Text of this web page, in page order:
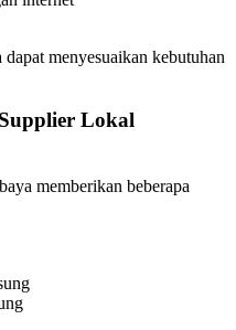
menyesuaikan kebutuhan
Lokal
memberikan beberapa